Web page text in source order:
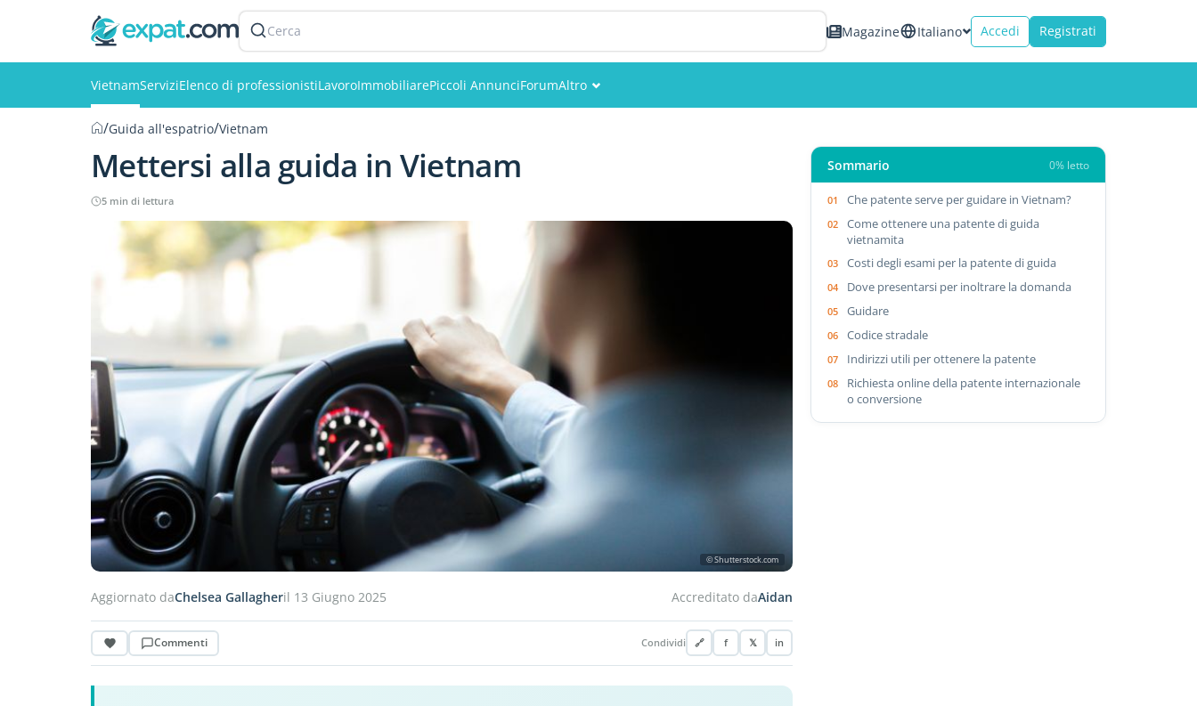
Cerca Magazine Italiano Accedi Registrati
VietnamServiziElenco di professionistiLavoroImmobiliarePiccoli AnnunciForumAltro
/Guida all'espatrio/Vietnam
Mettersi alla guida in Vietnam
5 min di lettura
© Shutterstock.com
Aggiornato daChelsea Gallagheril 13 Giugno 2025 Accreditato daAidan
Commenti Condividi 🔗 f 𝕏 in
Sommario 0% letto
Che patente serve per guidare in Vietnam?
Come ottenere una patente di guida
vietnamita
Costi degli esami per la patente di guida
Dove presentarsi per inoltrare la domanda
Guidare
Codice stradale
Indirizzi utili per ottenere la patente
Richiesta online della patente internazionale
o conversione